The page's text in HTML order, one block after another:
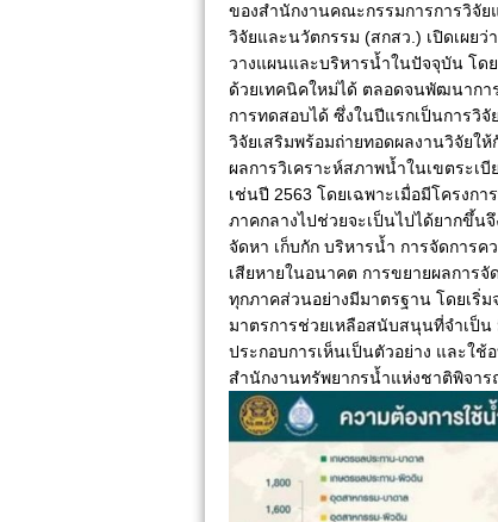
ของสำนักงานคณะกรรมการการวิจั
วิจัยและนวัตกรรม (สกสว.) เปิดเผย
วางแผนและบริหารน้ำในปัจจุบัน โด
ด้วยเทคนิคใหม่ได้ ตลอดจนพัฒนากา
การทดสอบได้ ซึ่งในปีแรกเป็นการ
วิจัยเสริมพร้อมถ่ายทอดผลงานวิจัยใ
ผลการวิเคราะห์สภาพน้ำในเขตระเ
เช่นปี 2563 โดยเฉพาะเมื่อมีโครง
ภาคกลางไปช่วยจะเป็นไปได้ยากขึ้น
จัดหา เก็บกัก บริหารน้ำ การจัดการ
เสียหายในอนาคต การขยายผลการ
ทุกภาคส่วนอย่างมีมาตรฐาน โดยเริ่
มาตรการช่วยเหลือสนับสนุนที่จำเป็
ประกอบการเห็นเป็นตัวอย่าง และใช้
สำนักงานทรัพยากรน้ำแห่งชาติพิจา